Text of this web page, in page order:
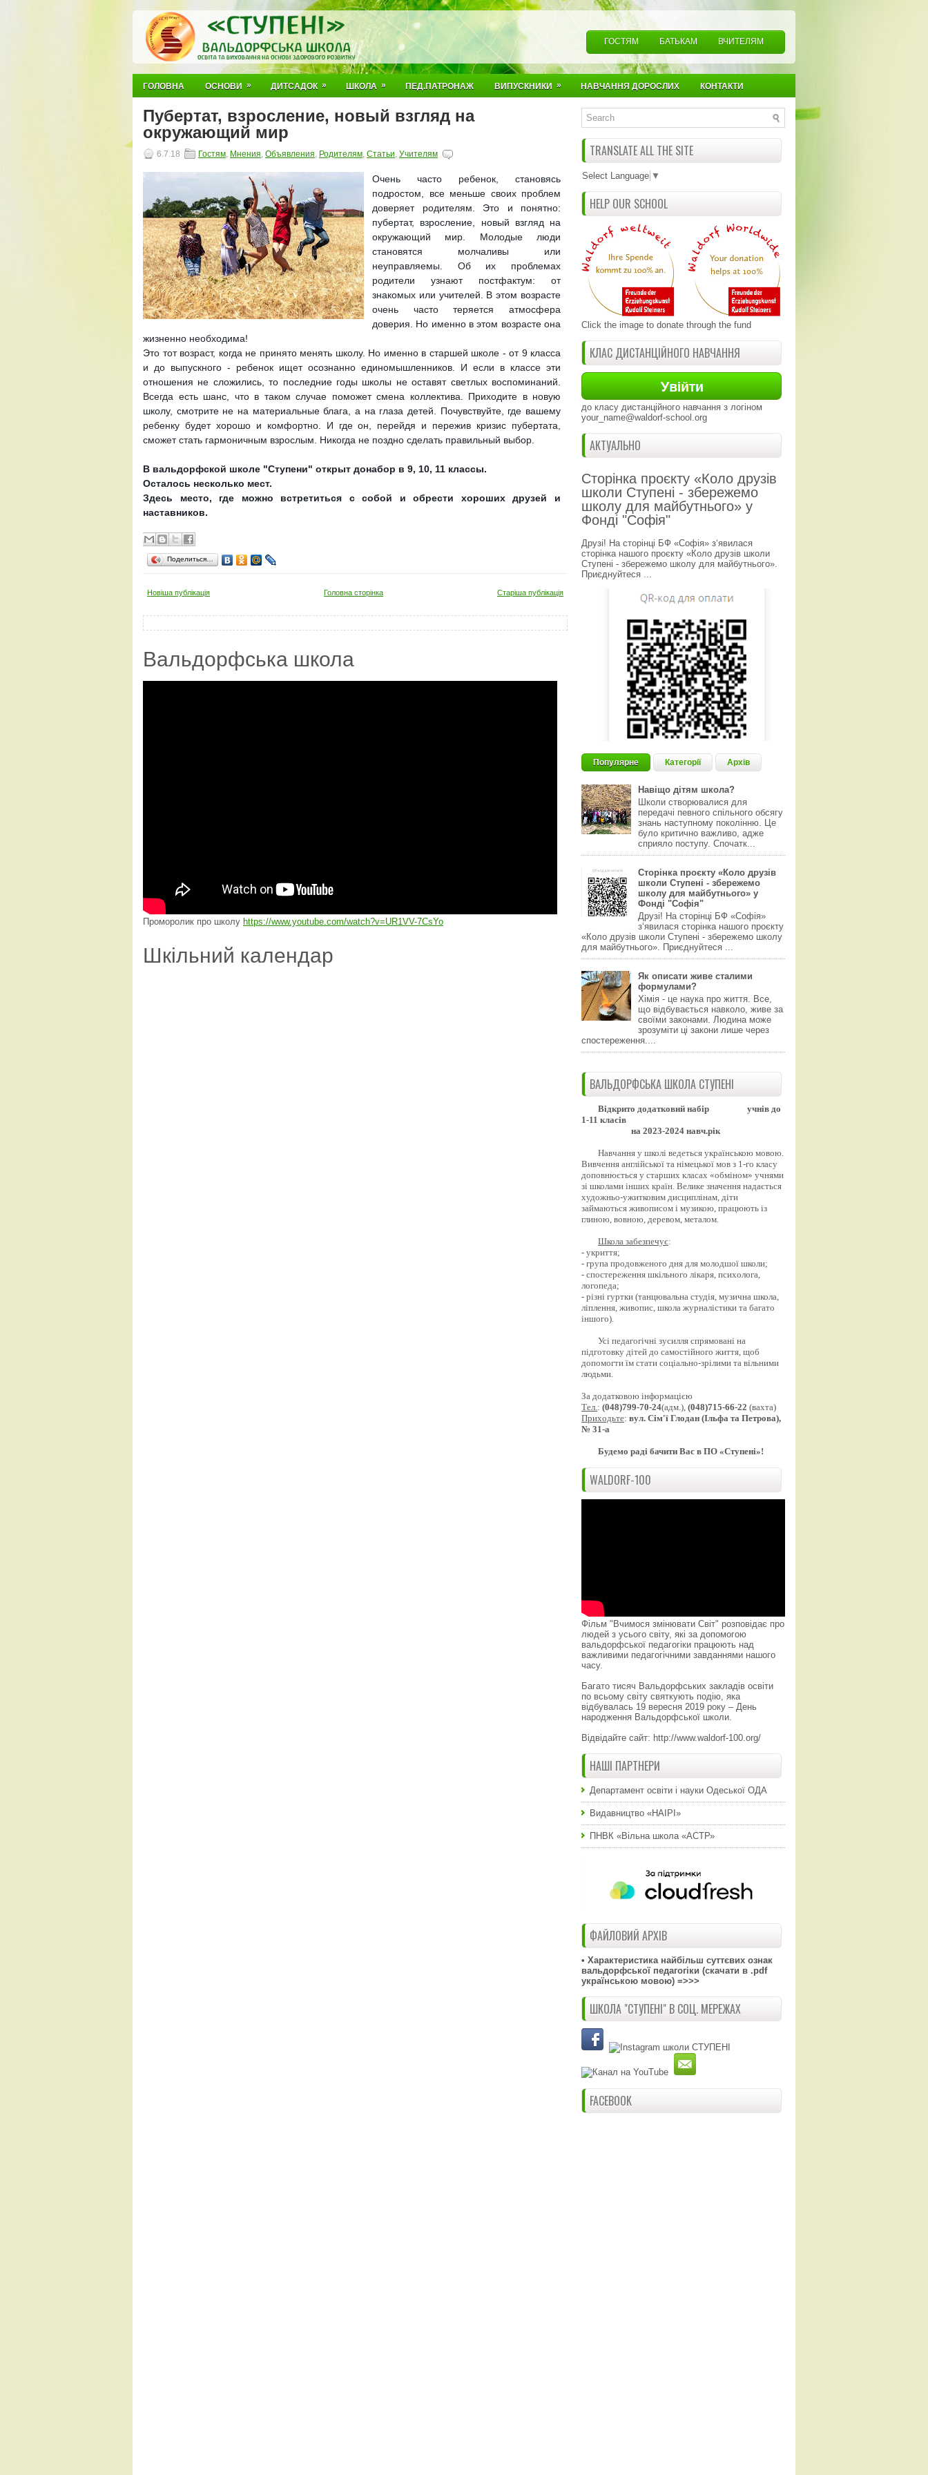
ГОСТЯМ БАТЬКАМ ВЧИТЕЛЯМ
ГОЛОВНА ОСНОВИ » ДИТСАДОК » ШКОЛА » ПЕД.ПАТРОНАЖ ВИПУСКНИКИ » НАВЧАННЯ ДОРОСЛИХ КОНТАКТИ
Пубертат, взросление, новый взгляд на
окружающий мир
6.7.18 Гостям, Мнения, Объявления, Родителям, Статьи, Учителям
Очень часто ребенок, становясь
подростом, все меньше своих проблем
доверяет родителям. Это и понятно:
пубертат, взросление, новый взгляд на
окружающий мир. Молодые люди
становятся молчаливы или
неуправляемы. Об их проблемах
родители узнают постфактум: от
знакомых или учителей. В этом возрасте
очень часто теряется атмосфера
доверия. Но именно в этом возрасте она
жизненно необходима!
Это тот возраст, когда не принято менять школу. Но именно в старшей школе - от 9 класса
и до выпускного - ребенок ищет осознанно единомышленников. И если в классе эти
отношения не сложились, то последние годы школы не оставят светлых воспоминаний.
Всегда есть шанс, что в таком случае поможет смена коллектива. Приходите в новую
школу, смотрите не на материальные блага, а на глаза детей. Почувствуйте, где вашему
ребенку будет хорошо и комфортно. И где он, перейдя и пережив кризис пубертата,
сможет стать гармоничным взрослым. Никогда не поздно сделать правильный выбор.
В вальдорфской школе "Ступени" открыт донабор в 9, 10, 11 классы.
Осталось несколько мест.
Здесь место, где можно встретиться с собой и обрести хороших друзей и
наставников.
Поделиться…
Новіша публікація Старіша публікація
Головна сторінка
Вальдорфська школа
Проморолик про школу https://www.youtube.com/watch?v=UR1VV-7CsYo
Шкільний календар
TRANSLATE ALL THE SITE
Select Language ▼
HELP OUR SCHOOL
Click the image to donate through the fund
КЛАС ДИСТАНЦІЙНОГО НАВЧАННЯ
до класу дистанційного навчання з логіном
your_name@waldorf-school.org
АКТУАЛЬНО
Сторінка проєкту «Коло друзів
школи Ступені - збережемо
школу для майбутнього» у
Фонді "Софія"
Друзі! На сторінці БФ «Софія» з‘явилася
сторінка нашого проєкту «Коло друзів школи
Ступені - збережемо школу для майбутнього».
Приєднуйтеся ...
Популярне Категорії Архів
Навіщо дітям школа?
Школи створювалися для
передачі певного спільного обсягу
знань наступному поколінню. Це
було критично важливо, адже
сприяло поступу. Спочатк...
Сторінка проєкту «Коло друзів
школи Ступені - збережемо
школу для майбутнього» у
Фонді "Софія"
Друзі! На сторінці БФ «Софія»
з‘явилася сторінка нашого проєкту
«Коло друзів школи Ступені - збережемо школу
для майбутнього». Приєднуйтеся ...
Як описати живе сталими
формулами?
Хімія - це наука про життя. Все,
що відбувається навколо, живе за
своїми законами. Людина може
зрозуміти ці закони лише через
спостереження....
ВАЛЬДОРФСЬКА ШКОЛА СТУПЕНІ
Відкрито додатковий набір
учнів до
1-11 класів
на 2023-2024 навч.рік
Навчання у школі ведеться українською мовою.
Вивчення англійської та німецької мов з 1-го класу
доповнюється у старших класах «обміном» учнями
зі школами інших країн. Велике значення надається
художньо-ужитковим дисциплінам, діти
займаються живописом і музикою, працюють із
глиною, вовною, деревом, металом.
Школа забезпечує:
- укриття;
- група продовженого дня для молодшої школи;
- спостереження шкільного лікаря, психолога,
логопеда;
- різні гуртки (танцювальна студія, музична школа,
ліплення, живопис, школа журналістики та багато
іншого).
Усі педагогічні зусилля спрямовані на
підготовку дітей до самостійного життя, щоб
допомогти їм стати соціально-зрілими та вільними
людьми.
За додатковою інформацією
Тел. : (048)799-70-24(адм.), (048)715-66-22 (вахта)
Приходьте: вул. Сім'ї Глодан (Ільфа та Петрова),
№ 31-а
Будемо раді бачити Вас в ПО «Ступені»!
WALDORF-100
Фільм "Вчимося змінювати Світ" розповідає про
людей з усього світу, які за допомогою
вальдорфської педагогіки працюють над
важливими педагогічними завданнями нашого
часу.
Багато тисяч Вальдорфських закладів освіти
по всьому світу святкують подію, яка
відбувалась 19 вересня 2019 року – День
народження Вальдорфської школи.
Відвідайте сайт: http://www.waldorf-100.org/
НАШІ ПАРТНЕРИ
Департамент освіти і науки Одеської ОДА
Видавництво «НАІРІ»
ПНВК «Вільна школа «АСТР»
ФАЙЛОВИЙ АРХІВ
• Характеристика найбільш суттєвих ознак
вальдорфської педагогіки (скачати в .pdf
українською мовою) =>>>
ШКОЛА "СТУПЕНІ" В СОЦ. МЕРЕЖАХ
FACEBOOK